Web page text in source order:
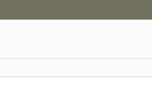
Hauptnavigation
Fußzeile